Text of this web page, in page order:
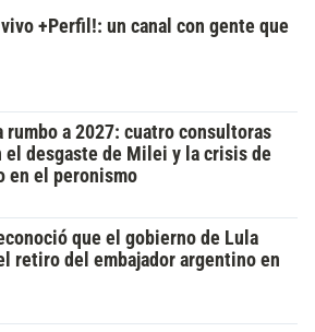
vivo +Perfil!: un canal con gente que
rumbo a 2027: cuatro consultoras
el desgaste de Milei y la crisis de
en el peronismo
que el gobierno de Lula
retiro del embajador argentino en